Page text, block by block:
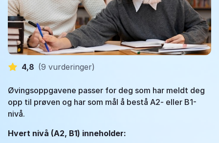
4,8 (9 vurderinger)
Øvingsoppgavene passer for deg som har meldt deg
opp til prøven og har som mål å bestå A2- eller B1-
nivå.
Hvert nivå (A2, B1) inneholder: